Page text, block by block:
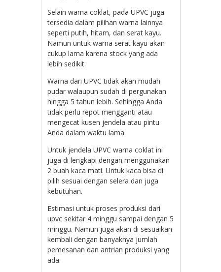
Selain warna coklat, pada UPVC juga
tersedia dalam pilihan warna lainnya
seperti putih, hitam, dan serat kayu.
Namun untuk warna serat kayu akan
cukup lama karena stock yang ada
lebih sedikit.
Warna dari UPVC tidak akan mudah
pudar walaupun sudah di pergunakan
hingga 5 tahun lebih. Sehingga Anda
tidak perlu repot mengganti atau
mengecat kusen jendela atau pintu
Anda dalam waktu lama.
Untuk jendela UPVC warna coklat ini
juga di lengkapi dengan menggunakan
2 buah kaca mati. Untuk kaca bisa di
pilih sesuai dengan selera dan juga
kebutuhan.
Estimasi untuk proses produksi dari
upvc sekitar 4 minggu sampai dengan 5
minggu. Namun juga akan di sesuaikan
kembali dengan banyaknya jumlah
pemesanan dan antrian produksi yang
ada.